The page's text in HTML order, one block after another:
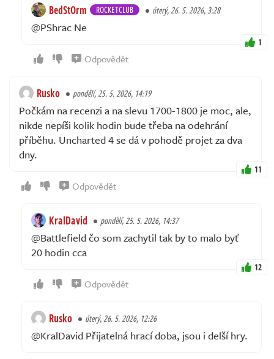
BedStOrm ROCKETCLUB úterý, 26. 5. 2026, 3:28
@PShrac Ne
1
Odpovědět
Rusko pondělí, 25. 5. 2026, 14:19
Počkám na recenzi a na slevu 1700-1800 je moc, ale,
nikde nepíši kolik hodin bude třeba na odehrání
příběhu. Uncharted 4 se dá v pohodě projet za dva
dny.
11
Odpovědět
KralDavid pondělí, 25. 5. 2026, 14:37
@Battlefield čo som zachytil tak by to malo byť
20 hodin cca
12
Odpovědět
Rusko úterý, 26. 5. 2026, 12:26
@KralDavid Přijatelná hrací doba, jsou i delší hry.